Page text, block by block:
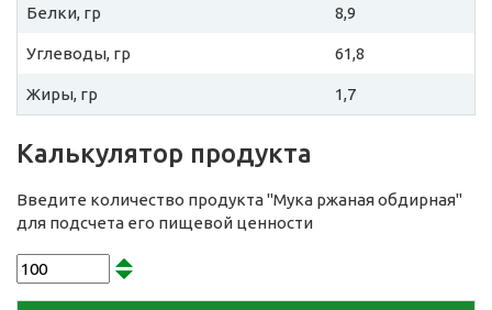
Белки, гр 8,9
Углеводы, гр 61,8
Жиры, гр 1,7
Калькулятор продукта
Введите количество продукта "Мука ржаная обдирная"
для подсчета его пищевой ценности